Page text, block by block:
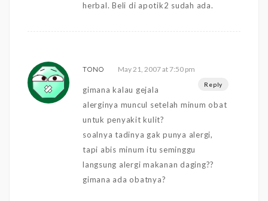
herbal. Beli di apotik2 sudah ada.
TONO May 21, 2007 at 7:50 pm
Reply
gimana kalau gejala
alerginya muncul setelah minum obat
untuk penyakit kulit?
soalnya tadinya gak punya alergi,
tapi abis minum itu seminggu
langsung alergi makanan daging??
gimana ada obatnya?